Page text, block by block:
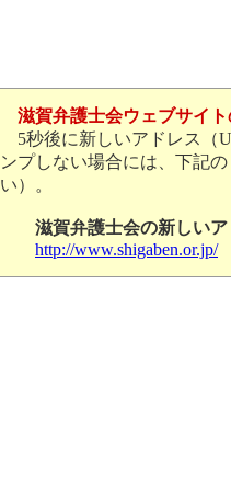
滋賀弁護士会ウェブサイ
5秒後に新しいアドレス（
ンプしない場合には、下記
い）。
滋賀弁護士会の新しいア
http://www.shigaben.or.jp/